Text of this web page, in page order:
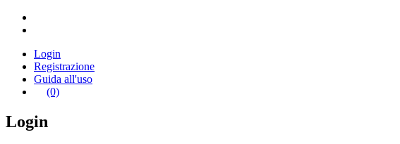
Login
Registrazione
Guida all'uso
(0)
Login